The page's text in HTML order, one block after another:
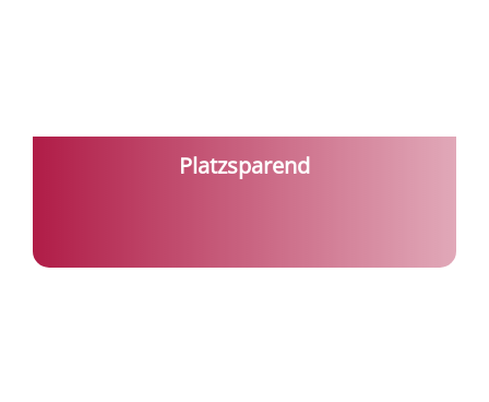
Platzsparend